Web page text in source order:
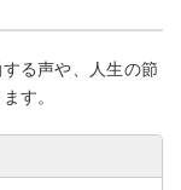
る声や、人生の節
す。